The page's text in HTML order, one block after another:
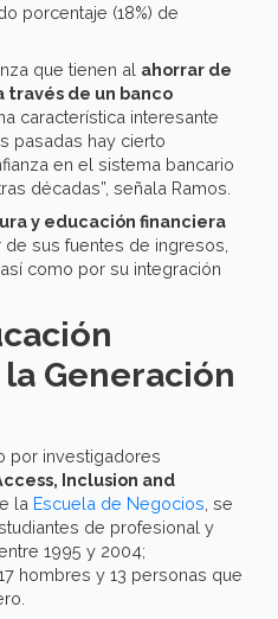
porcentaje (18%) de
que tienen al ahorrar de
través de un banco
característica interesante
pasadas hay cierto
en el sistema bancario
décadas”, señala Ramos.
y educación financiera
de sus fuentes de ingresos,
como por su integración
Generación
por investigadores
Inclusion and
la Escuela de Negocios , se
de profesional y
1995 y 2004;
hombres y 13 personas que